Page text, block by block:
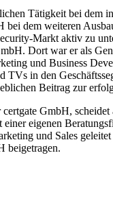
Tätigkeit bei dem
bei dem weiteren
Markt aktiv zu
Dort war er als
und Business
TVs in den
Beitrag zur
GmbH,
eigenen
und Sales
beigetragen.